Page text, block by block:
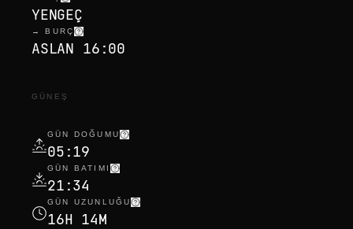
YENGEÇ
→ BURÇ
ASLAN 16:00
GÜNEŞ
GÜN DOĞUMU
05:19
GÜN BATIMI
21:34
GÜN UZUNLUĞU
16H 14M